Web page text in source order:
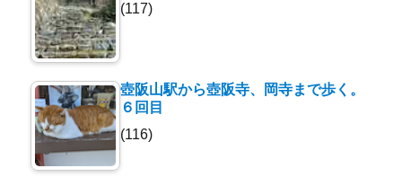
(117)
壺阪山駅から壺阪寺、岡寺まで歩く。
６回目
(116)